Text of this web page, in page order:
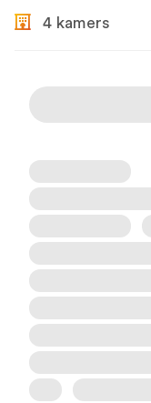
4 kamers